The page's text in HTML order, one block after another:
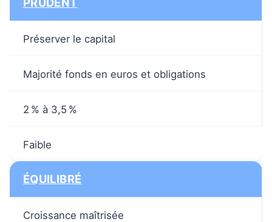
Préserver le capital
Majorité fonds en euros et obligations
2 % à 3,5 %
Faible
ÉQUILIBRÉ
Croissance maîtrisée